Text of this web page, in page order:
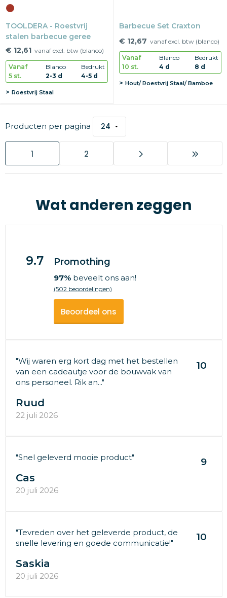
TOOLDERA - Roestvrij
stalen barbecue geree
€ 12,61 vanaf excl. btw (blanco)
Vanaf
5 st.
Blanco
2-3 d
Bedrukt
4-5 d
Roestvrij Staal
Barbecue Set Craxton
€ 12,67 vanaf excl. btw (blanco)
Vanaf
10 st.
Blanco
4 d
Bedrukt
8 d
Hout/ Roestvrij Staal/ Bamboe
Producten per pagina
1 2
Wat anderen zeggen
9.7 Promothing
97%beveelt ons aan!
(502 beoordelingen)
Beoordeel ons
"Wij waren erg kort dag met het bestellen
van een cadeautje voor de bouwvak van
ons personeel. Rik an..."
10
Ruud
22 juli 2026
"Snel geleverd mooie product" 9
Cas
20 juli 2026
"Tevreden over het geleverde product, de
snelle levering en goede communicatie!"
10
Saskia
20 juli 2026